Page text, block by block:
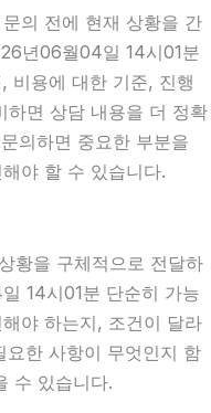
의 전에 현재 상황을 간
년06월04일 14시01분
비용에 대한 기준, 진행
하면 상담 내용을 더 정확
의하면 중요한 부분을
야 할 수 있습니다.
황을 구체적으로 전달하
14시01분 단순히 가능
야 하는지, 조건이 달라
한 사항이 무엇인지 함
수 있습니다.